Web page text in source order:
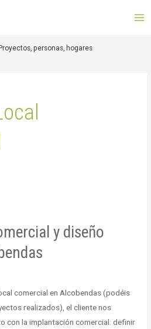
personas, hogares
y diseño
comercial en Alcobendas (podéis
realizados), el cliente nos
con la implantación comercial: definir